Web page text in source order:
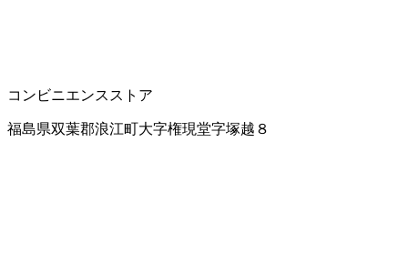
コンビニエンスストア
福島県双葉郡浪江町大字権現堂字塚越８